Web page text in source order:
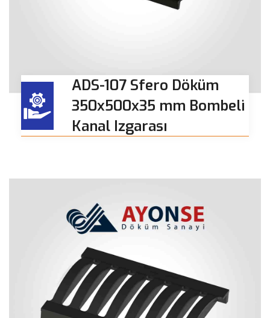
ADS-107 Sfero Döküm
350x500x35 mm Bombeli
Kanal Izgarası